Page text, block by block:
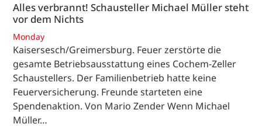
Alles verbrannt! Schausteller Michael Müller steht
vor dem Nichts
Monday
Kaisersesch/Greimersburg. Feuer zerstörte die
gesamte Betriebsausstattung eines Cochem-Zeller
Schaustellers. Der Familienbetrieb hatte keine
Feuerversicherung. Freunde starteten eine
Spendenaktion. Von Mario Zender Wenn Michael
Müller…